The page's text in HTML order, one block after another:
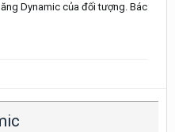
Dynamic của đối tượng. Bác